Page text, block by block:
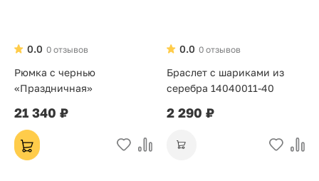
0 отзывов
0.0
Рюмка с чернью
«Праздничная»
21 340 ₽
0 отзывов
0.0
Браслет с шариками из
серебра 14040011-40
2 290 ₽